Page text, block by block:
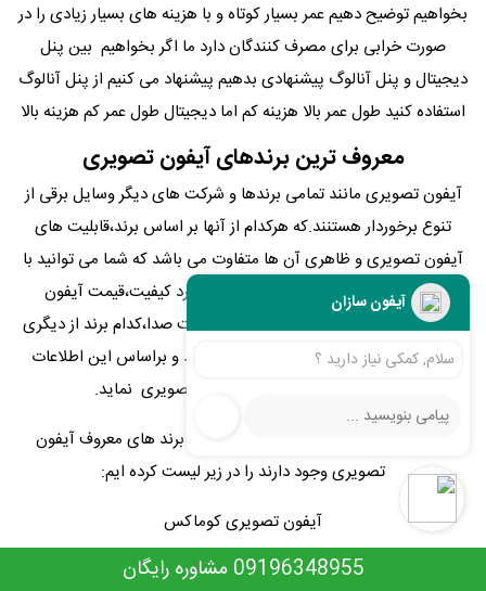
بخواهیم توضیح دهیم عمر بسیار کوتاه و با هزینه های بسیار زیادی را در
صورت خرابی برای مصرف کنندگان دارد ما اگر بخواهیم بین پنل
دیجیتال و پنل آنالوگ پیشنهادی بدهیم پیشنهاد می کنیم از پنل آنالوگ
استفاده کنید طول عمر بالا هزینه کم اما دیجیتال طول عمر کم هزینه بالا
معروف ترین برندهای آیفون تصویری
آیفون تصویری مانند تمامی برندها و شرکت های دیگر وسایل برقی از
تنوع برخوردار هستنند.که هرکدام از آنها بر اساس برند،قابلیت های
آیفون تصویری و ظاهری آن ها متفاوت می باشد که شما می توانید با
پرسش و تحقیق از افراد متخصص در مورد کیفیت،قیمت آیفون
تصویری،ضمانت شرکتی،کیفیت تصویر،قابلیت صدا،کدام برند از دیگری
بهتر است،در این زمینه اطلاعات کسب کنید و براساس این اطلاعات
اقدام به خرید و تعویض آیفون تصویری نماید.
بزرگ ترین شرکت هایی که دربازار ایران از برند های معروف آیفون
تصویری وجود دارند را در زیر لیست کرده ایم:
آیفون تصویری کوماکس
(Commax)
آیفون سازان
سلام, کمکی نیاز دارید ؟
09196348955 مشاوره رایگان